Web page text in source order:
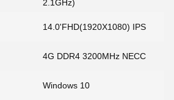
2.1GHz)
14.0'FHD(1920X1080) IPS
4G DDR4 3200MHz NECC
Windows 10